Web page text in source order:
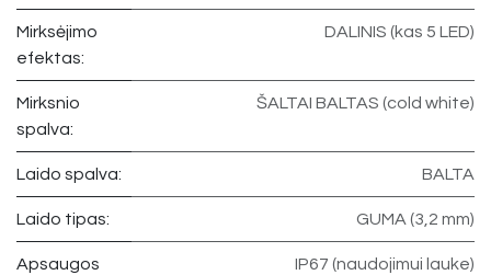
Mirksėjimo
efektas:
DALINIS (kas 5 LED)
Mirksnio
spalva:
ŠALTAI BALTAS (cold white)
Laido spalva: BALTA
Laido tipas: GUMA (3,2 mm)
Apsaugos
IP67 (naudojimui lauke)